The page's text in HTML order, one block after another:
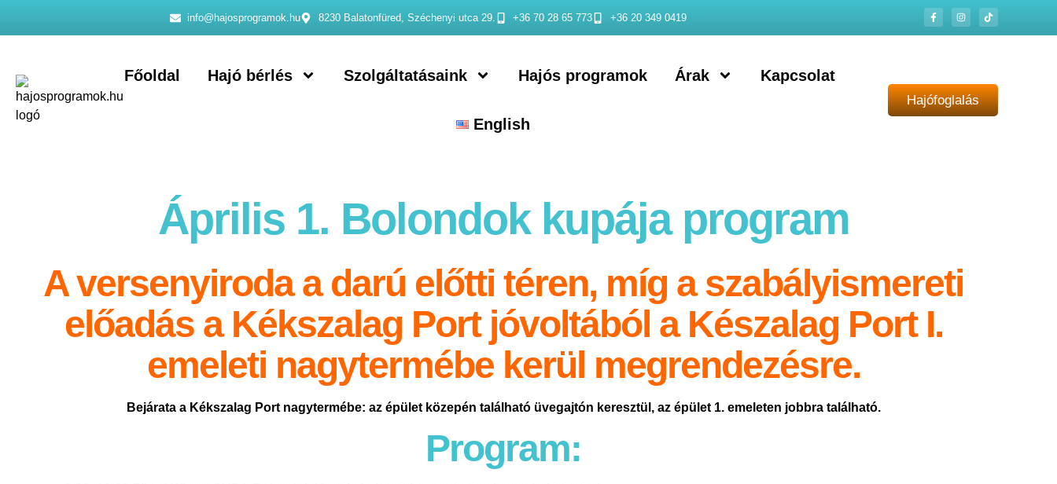
info@hajosprogramok.hu 8230 Balatonfüred, Széchenyi utca 29. +36 70 28 65 773 +36 20 349 0419
Főoldal Hajó bérlés Szolgáltatásaink Hajós programok Árak Kapcsolat
English
Hajófoglalás
Április 1. Bolondok kupája program
A versenyiroda a darú előtti téren, míg a szabályismereti
előadás a Kékszalag Port jóvoltából a Készalag Port I.
emeleti nagytermébe kerül megrendezésre.
Bejárata a Kékszalag Port nagytermébe: az épület közepén található üvegajtón keresztül, az épület 1. emeleten jobbra található.
Program: